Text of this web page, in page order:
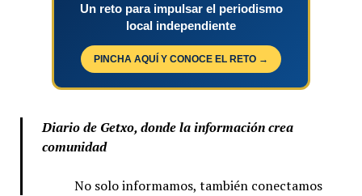
Un reto para impulsar el periodismo
local independiente
PINCHA AQUÍ Y CONOCE EL RETO →
Diario de Getxo, donde la información crea
comunidad
No solo informamos, también conectamos